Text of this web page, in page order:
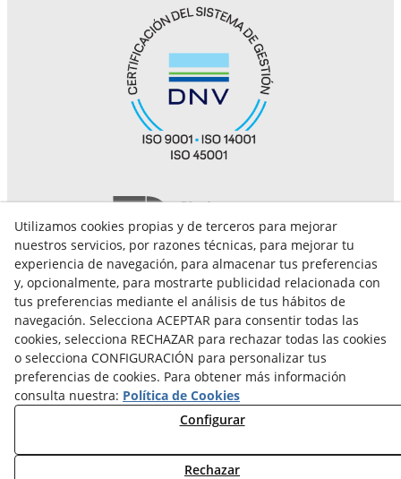
Aviso Legal Canal de denuncias Política de Cookies
Política de Privacidad
Declaración de Accesibilidad
Utilizamos cookies propias y de terceros para mejorar
nuestros servicios, por razones técnicas, para mejorar tu
experiencia de navegación, para almacenar tus preferencias
y, opcionalmente, para mostrarte publicidad relacionada con
tus preferencias mediante el análisis de tus hábitos de
navegación. Selecciona ACEPTAR para consentir todas las
cookies, selecciona RECHAZAR para rechazar todas las cookies
o selecciona CONFIGURACIÓN para personalizar tus
preferencias de cookies. Para obtener más información
consulta nuestra: Política de Cookies
Configurar
Rechazar